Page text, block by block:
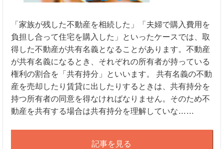
「家族が残した不動産を相続した」「夫婦で購入費用を
負担し合って住宅を購入した」といったケースでは、取
得した不動産が共有名義となることがあります。不動産
が共有名義になるとき、それぞれの所有者が持っている
権利の割合を「共有持分」といいます。 共有名義の不動
産を売却したり賃貸に出したりするときは、共有持分を
持つ所有者の同意を得なければなりません。そのため不
動産を共有する場合は共有持分を理解していな……
記事を見る